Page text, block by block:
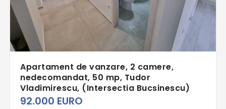
Apartament de vanzare, 2 camere,
nedecomandat, 50 mp, Tudor
Vladimirescu, (Intersectia Bucsinescu)
92.000 EURO